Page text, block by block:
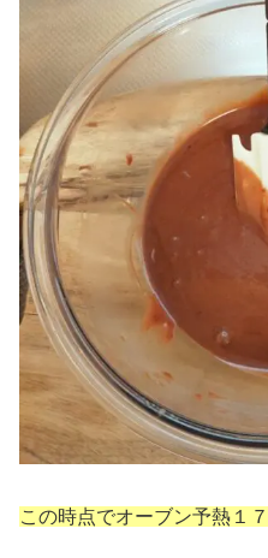
この時点でオーブン予熱１